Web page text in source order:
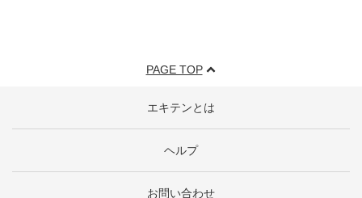
PAGE TOP
エキテンとは
ヘルプ
お問い合わせ